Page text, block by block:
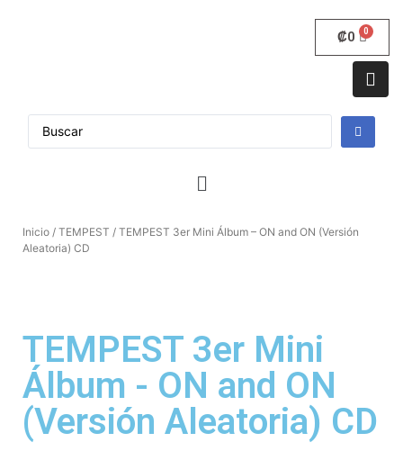
₡0
Inicio / TEMPEST / TEMPEST 3er Mini Álbum – ON and ON (Versión
Aleatoria) CD
TEMPEST 3er Mini
Álbum - ON and ON
(Versión Aleatoria) CD